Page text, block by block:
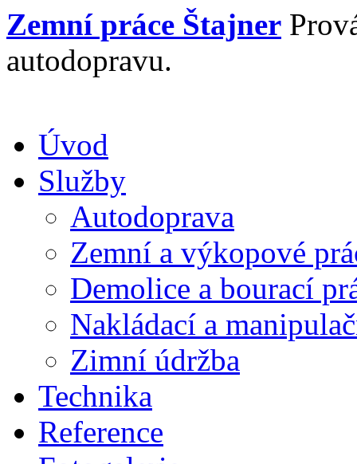
Zemní práce Štajner
autodopravu.
Úvod
Služby
Autodoprava
Zemní a výkopové
Demolice a bourací
Nakládací a
Zimní údržba
Technika
Reference